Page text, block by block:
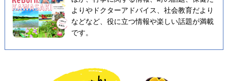
よりやドクターアドバイス、社会教育だより
などなど、役に立つ情報や楽しい話題が満載
です。